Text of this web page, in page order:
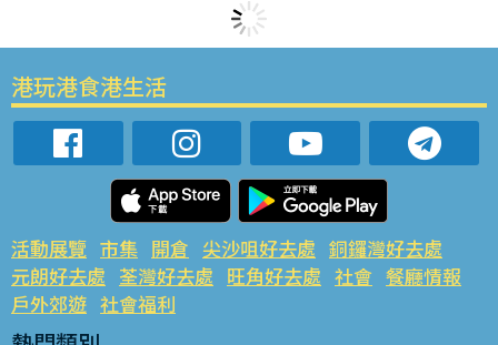
港玩港食港生活
活動展覽 市集 開倉 尖沙咀好去處 銅鑼灣好去處
元朗好去處 荃灣好去處 旺角好去處 社會 餐廳情報
戶外郊遊 社會福利